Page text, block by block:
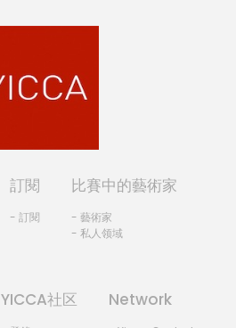
訂閱
- 訂閱
比賽中的藝術家
- 藝術家
- 私人领域
YICCA社区 Network